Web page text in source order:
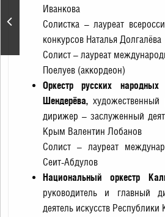
Концерт к 85-летию со
дня рождения Иосифа
Иванкова
Солистка – лауреат
конкурсов Наталья Долгалёва
Солист – лауреат
Поелуев (аккордеон)
Оркестр русских
Шендерёва,художественный
дирижер – заслуженный
Крым Валентин Лобанов
Солист – лауреат
Сеит-Абдулов
Национальный оркестр
руководитель и главный
деятель искусств